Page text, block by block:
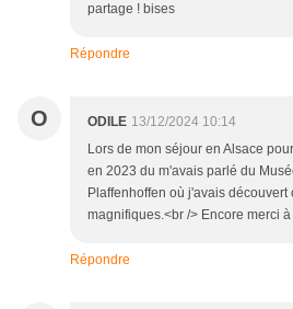
partage ! bises
Répondre
O ODILE 13/12/2024 10:14
Lors de mon séjour en Alsace
en 2023 du m'avais parlé du
Plaffenhoffen où j'avais
magnifiques.<br /> Encore merci à
Répondre